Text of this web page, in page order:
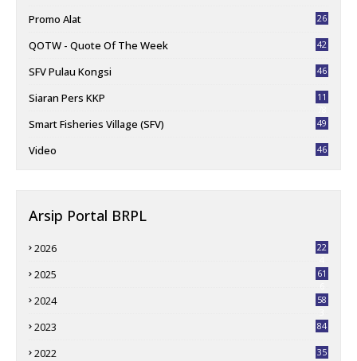
Promo Alat 26
QOTW - Quote Of The Week 42
SFV Pulau Kongsi 46
Siaran Pers KKP
11
Smart Fisheries Village (SFV) 49
Video 46
Arsip Portal BRPL
2026
22
2025
61
2024
58
2023 84
2022 35